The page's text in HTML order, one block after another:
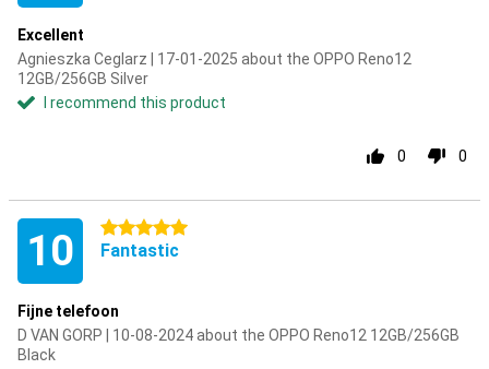
Excellent
Agnieszka Ceglarz | 17-01-2025 about the OPPO Reno12
12GB/256GB Silver
I recommend this product
0 0
10 5 stars
Fantastic
Fijne telefoon
D VAN GORP | 10-08-2024 about the OPPO Reno12 12GB/256GB
Black